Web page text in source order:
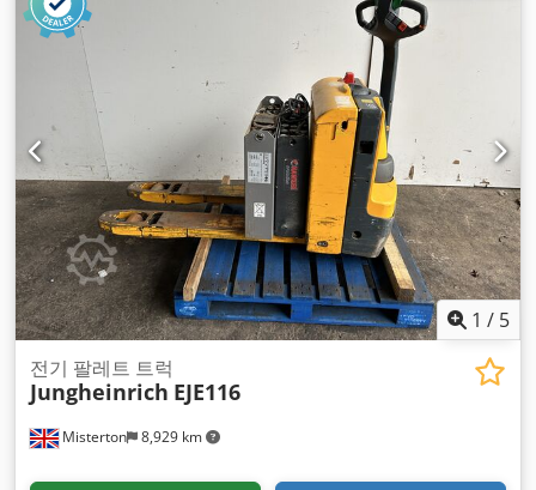
1 / 5
Misterton 8,929 km
전기 팔레트 트럭
Jungheinrich EJE116